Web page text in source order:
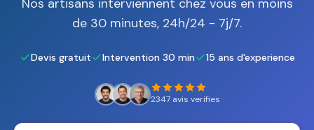
Nos artisans interviennent chez vous en moins
de 30 minutes, 24h/24 - 7j/7.
Devis gratuit Intervention 30 min 15 ans d'experience
2347 avis verifies